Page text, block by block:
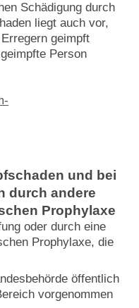
Schädigung durch
liegt auch vor,
geimpft
Person
und bei
durch andere
Prophylaxe
oder durch eine
Prophylaxe, die
öffentlich
vorgenommen